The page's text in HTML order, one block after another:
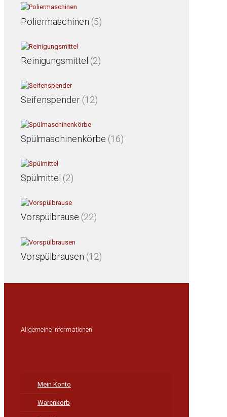
Poliermaschinen (5)
Reinigungsmittel (2)
Seifenspender (12)
Spülmaschinenkörbe (16)
Spülmittel (2)
Vorspülbrause (22)
Vorspülbrausen (12)
Allgemeine Informationen
Mein Konto
Warenkorb